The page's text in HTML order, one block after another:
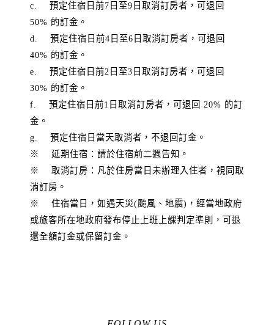
c. 預定住宿日前7日至9日取消訂房者，可退回
50% 的訂金。
d. 預定住宿日前4日至6日取消訂房者，可退回
40% 的訂金。
e. 預定住宿日前2日至3日取消訂房者，可退回
30% 的訂金。
f. 預定住宿日前1日取消訂房者，可退回 20% 的訂
金。
g. 預定住宿日當天取消者，不退回訂金。
※ 延期住宿：請於住宿前二週告知。
※ 取消訂房：凡於住房當日未辦理入住者，視同取
消訂房。
※ 住宿當日，如遇天災(颱風、地震)，經當地政府
或旅客所在地政府發布停止上班上課判定準則，可退
還全額訂金或保留訂金。